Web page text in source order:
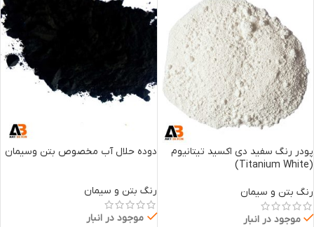
پودر رنگ سفید دی اکسید تیتانیوم
(Titanium White)
رنگ بتن و سیمان
موجود در انبار
دوده حلال آب مخصوص بتن وسیمان
رنگ بتن و سیمان
موجود در انبار